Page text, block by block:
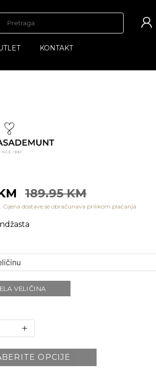
KONTAKT
189.95 KM
Cijena dostave se obračunava prilikom plaćanja.
VELIČINA
OPCIJE